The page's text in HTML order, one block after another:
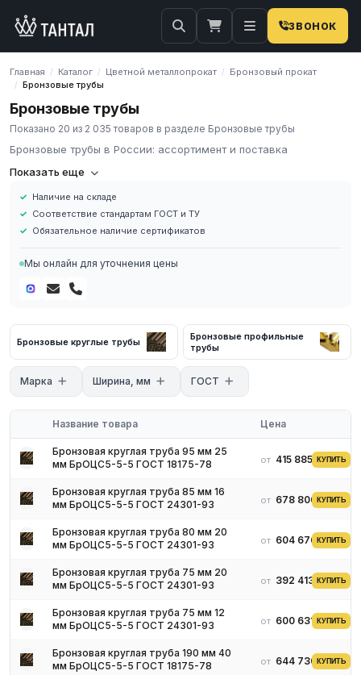
ЗВОНОК
Главная / Каталог / Цветной металлопрокат / Бронзовый прокат
/ Бронзовые трубы
Бронзовые трубы
Показано 20 из 2 035 товаров в разделе Бронзовые трубы
Бронзовые трубы в России: ассортимент и поставка
Бронзовые трубы
изделия с круглым, овальным либо же плоскоовальным
поперечным срезом и полым пространством внутри. Данную
прокатки из бронзы и ее сплавов с кремнием, оловом,
бериллием и пр. элементами.
которые транспортируются химически активные растворы или
жидкости технического назначения, а также при обустройстве
газо- и водопроводов.
Характеристики проката и соответствие
Госстандартам
Трубные металлоизделия в основном производят из бронзы
Показать еще
Наличие на складе
Соответствие стандартам ГОСТ и ТУ
Обязательное наличие сертификатов
Мы онлайн для уточнения цены
Бронзовые круглые трубы
Бронзовые профильные
трубы
Марка Ширина, мм ГОСТ
Название товара Цена
Бронзовая круглая труба 95 мм 25
мм БрОЦС5-5-5 ГОСТ 18175-78
от 415 885 ₽КУПИТЬ
Бронзовая круглая труба 85 мм 16
мм БрОЦС5-5-5 ГОСТ 24301-93
от 678 800 ₽КУПИТЬ
Бронзовая круглая труба 80 мм 20
мм БрОЦС5-5-5 ГОСТ 24301-93
от 604 676 ₽КУПИТЬ
Бронзовая круглая труба 75 мм 20
мм БрОЦС5-5-5 ГОСТ 24301-93
от 392 413 ₽КУПИТЬ
Бронзовая круглая труба 75 мм 12
мм БрОЦС5-5-5 ГОСТ 24301-93
от 600 631 ₽КУПИТЬ
Бронзовая круглая труба 190 мм 40
мм БрОЦС5-5-5 ГОСТ 18175-78
от 644 730 ₽КУПИТЬ